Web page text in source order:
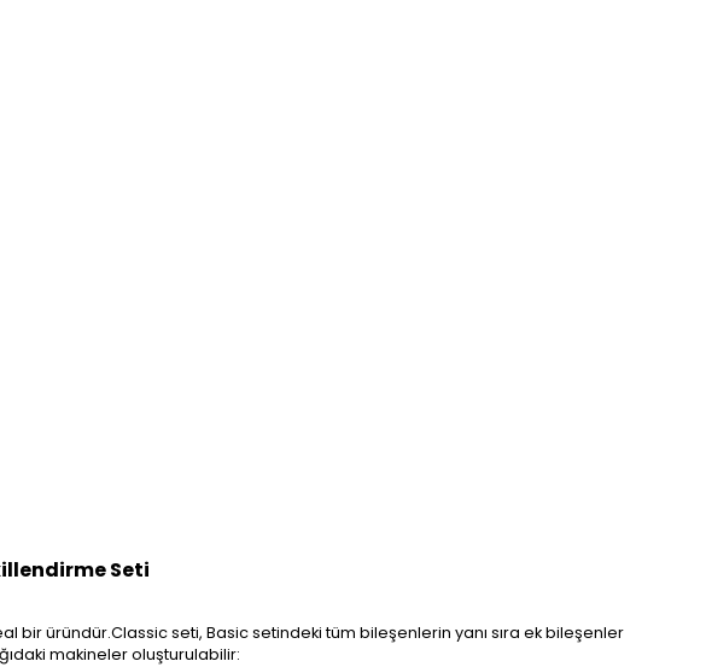
Seti
bir üründür.Classic seti, Basic setindeki tüm bileşenlerin yanı sıra ek bileşenler
makineler oluşturulabilir: